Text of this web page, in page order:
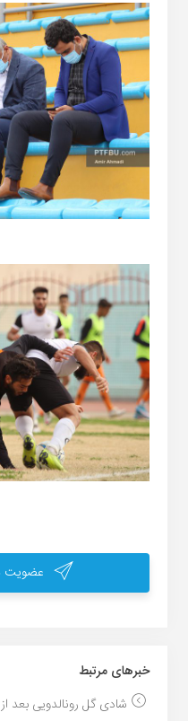
عضویت
خبر‌های مرتبط
شادی گل رونالدویی بعد